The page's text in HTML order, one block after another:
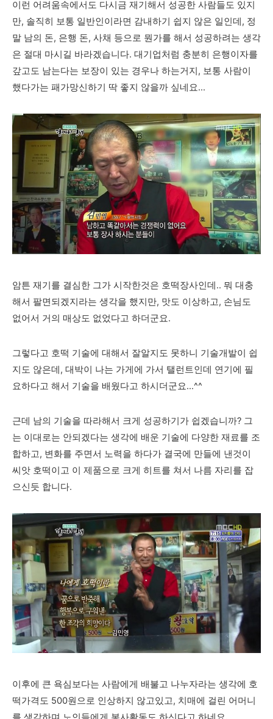
이런 어려움속에서도 다시금 재기해서 성공한 사람들도 있지
만, 솔직히 보통 일반인이라면 감내하기 쉽지 않은 일인데, 정
말 남의 돈, 은행 돈, 사채 등으로 뭔가를 해서 성공하려는 생각
은 절대 마시길 바라겠습니다. 대기업처럼 충분히 은행이자를
갚고도 남는다는 보장이 있는 경우나 하는거지, 보통 사람이
했다가는 패가망신하기 딱 좋지 않을까 싶네요...
암튼 재기를 결심한 그가 시작한것은 호떡장사인데.. 뭐 대충
해서 팔면되겠지라는 생각을 했지만, 맛도 이상하고, 손님도
없어서 거의 매상도 없었다고 하더군요.
그렇다고 호떡 기술에 대해서 잘알지도 못하니 기술개발이 쉽
지도 않은데, 대박이 나는 가게에 가서 탤런트인데 연기에 필
요하다고 해서 기술을 배웠다고 하시더군요...^^
근데 남의 기술을 따라해서 크게 성공하기가 쉽겠습니까? 그
는 이대로는 안되겠다는 생각에 배운 기술에 다양한 재료를 조
합하고, 변화를 주면서 노력을 하다가 결국에 만들에 낸것이
씨앗 호떡이고 이 제품으로 크게 히트를 쳐서 나름 자리를 잡
으신듯 합니다.
이후에 큰 욕심보다는 사람에게 배불고 나누자라는 생각에 호
떡가격도 500원으로 인상하지 않고있고, 치매에 걸린 어머니